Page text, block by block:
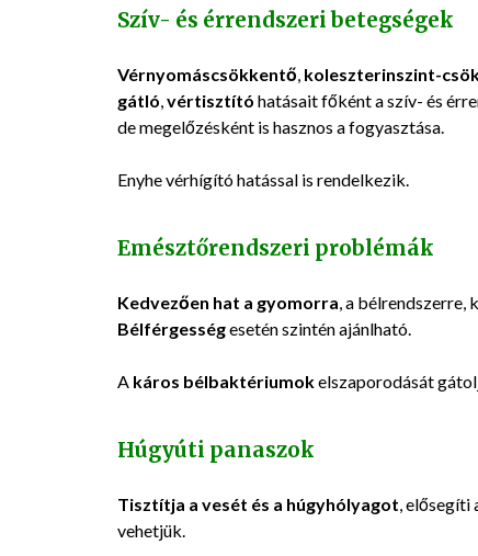
Szív- és érrendszeri betegségek
Vérnyomáscsökkentő, koleszterinszint-
gátló,vértisztító hatásait főként a szív- és
de megelőzésként is hasznos a fogyasztása.
Enyhe vérhígító hatással is rendelkezik.
Emésztőrendszeri problémák
Kedvezően hat a gyomorra, a bélrendszerre,
Bélférgességesetén szintén ajánlható.
A káros bélbaktériumokelszaporodását
Húgyúti panaszok
Tisztítja a vesét és a húgyhólyagot, elősegíti
vehetjük.